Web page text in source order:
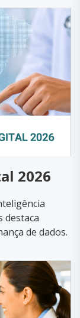
2026
destaca
de dados.